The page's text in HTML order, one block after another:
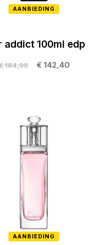
AANBIEDING
addict 100ml edp
€ 142,40
184,99
AANBIEDING